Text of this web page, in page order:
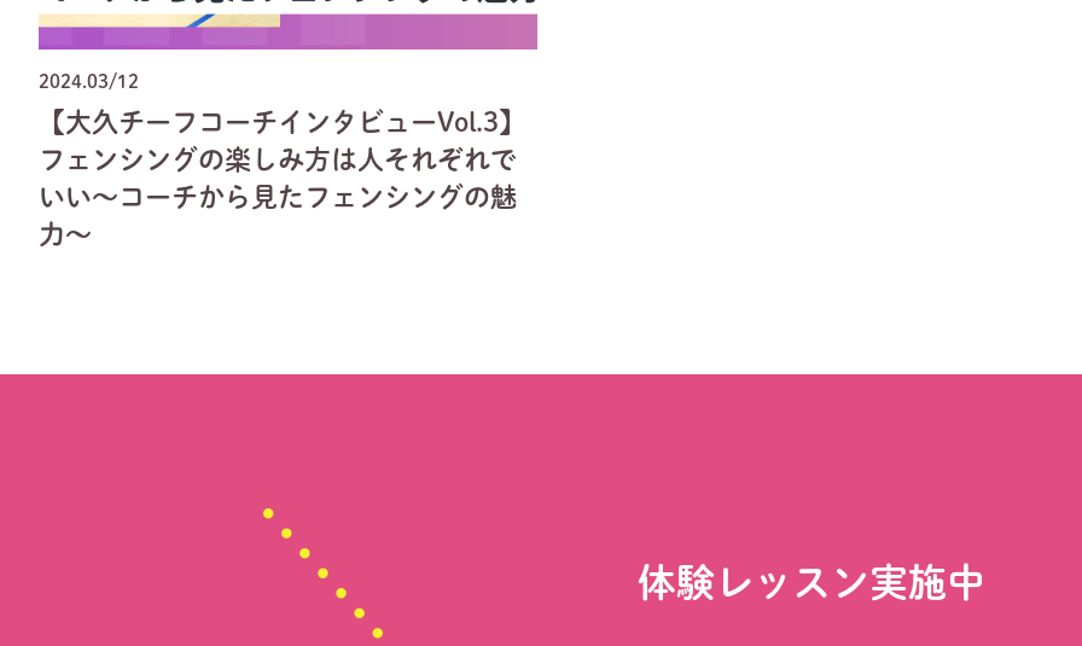
2024.03/12
【大久チーフコーチインタビューVol.3】
フェンシングの楽しみ方は人それぞれで
いい～コーチから見たフェンシングの魅
力～
体験レッスン実施中